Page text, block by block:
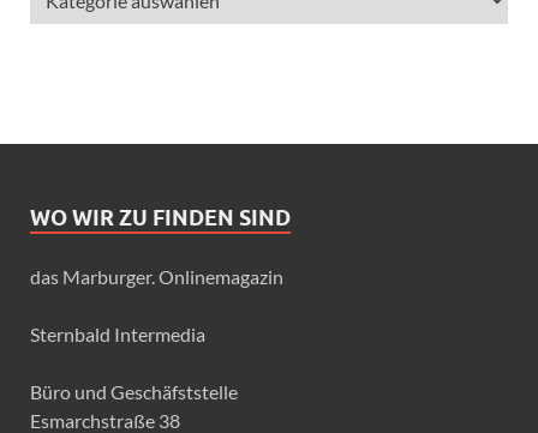
WO WIR ZU FINDEN SIND
das Marburger. Onlinemagazin
Sternbald Intermedia
Büro und Geschäfststelle
Esmarchstraße 38